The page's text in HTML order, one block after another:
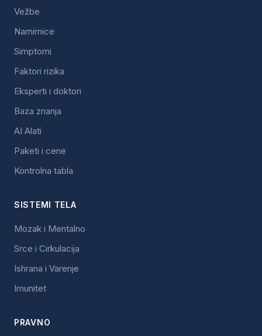
Vežbe
Namirnice
Simptomi
Faktori rizika
Eksperti i doktori
Baza znanja
AI Alati
Paketi i cene
Kontrolna tabla
SISTEMI TELA
Mozak i Mentalno
Srce i Cirkulacija
Ishrana i Varenje
Imunitet
PRAVNO